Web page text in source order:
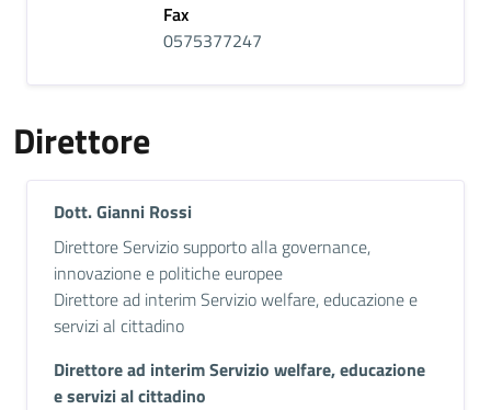
Fax
0575377247
Direttore
Dott. Gianni Rossi
Descrizione breve
Direttore Servizio supporto alla governance,
innovazione e politiche europee
Direttore ad interim Servizio welfare, educazione e
servizi al cittadino
Direttore ad interim Servizio welfare, educazione
e servizi al cittadino